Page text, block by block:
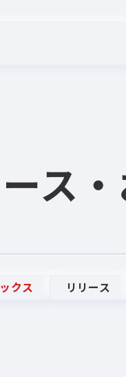
ス
クス リリース